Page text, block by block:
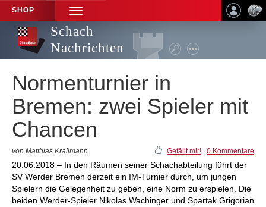
SHOP
TOGGLE
NAVIGATION
Schach
Nachrichten
Normenturnier in
Bremen: zwei Spieler mit
Chancen
von Matthias Krallmann Gefällt mir! 0 Kommentare
20.06.2018 – In den Räumen seiner Schachabteilung führt der
SV Werder Bremen derzeit ein IM-Turnier durch, um jungen
Spielern die Gelegenheit zu geben, eine Norm zu erspielen. Die
beiden Werder-Spieler Nikolas Wachinger und Spartak Grigorian